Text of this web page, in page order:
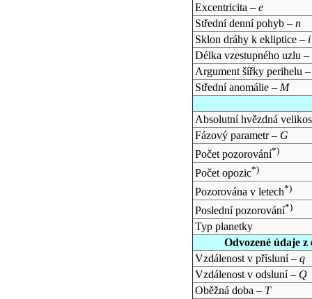
Excentricita – e
Střední denní pohyb – n
Sklon dráhy k ekliptice – i
Délka vzestupného uzlu –
Argument šířky perihelu
Střední anomálie – M
Absolutní hvězdná
Fázový parametr – G
Počet pozorování*)
Počet opozic*)
Pozorována v letech*)
Poslední pozorování*)
Typ planetky
Odvozené údaje
Vzdálenost v přísluní – q
Vzdálenost v odsluní – Q
Oběžná doba – T